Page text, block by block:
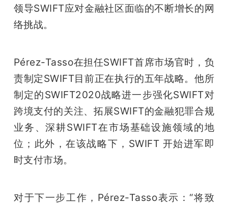
领导SWIFT应对金融社区面临的不断增长的网
络挑战。
Pérez-Tasso在担任SWIFT首席市场官时，负
责制定SWIFT目前正在执行的五年战略。他所
制定的SWIFT2020战略进一步强化SWIFT对
跨境支付的关注、拓展SWIFT的金融犯罪合规
业务、深耕SWIFT在市场基础设施领域的地
位；此外，在该战略下，SWIFT 开始进军即
时支付市场。
对于下一步工作，Pérez-Tasso表示：“将致